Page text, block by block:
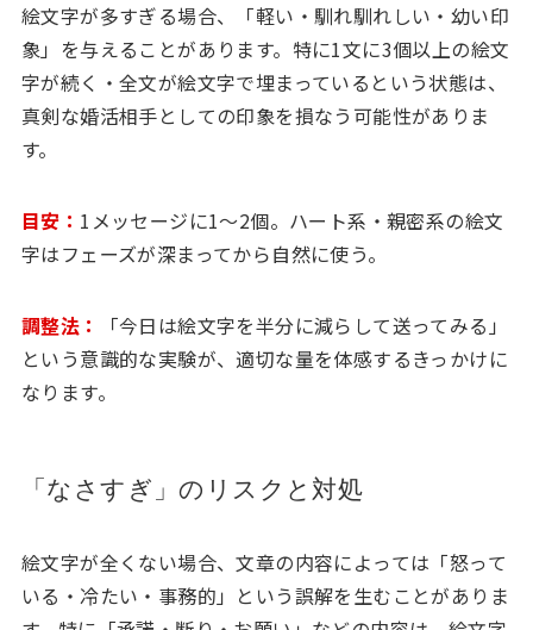
絵文字が多すぎる場合、「軽い・馴れ馴れしい・幼い印
象」を与えることがあります。特に1文に3個以上の絵文
字が続く・全文が絵文字で埋まっているという状態は、
真剣な婚活相手としての印象を損なう可能性がありま
す。
目安： 1メッセージに1〜2個。ハート系・親密系の絵文
字はフェーズが深まってから自然に使う。
調整法：
「今日は絵文字を半分に減らして送ってみる」
という意識的な実験が、適切な量を体感するきっかけに
なります。
「なさすぎ」のリスクと対処
絵文字が全くない場合、文章の内容によっては「怒って
いる・冷たい・事務的」という誤解を生むことがありま